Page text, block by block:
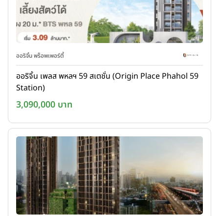
ออริจิ้น พร็อพเพอร์ตี้
ออริจิ้น เพลส พหลฯ 59 สเตชั่น (Origin Place Phahol 59
Station)
3,090,000 บาท